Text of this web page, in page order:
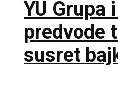
YU Grupa
predvode
susret